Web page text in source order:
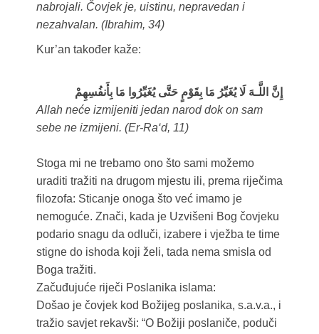
nabrojali. Čovjek je, uistinu, nepravedan i
nezahvalan. (Ibrahim, 34)
Kur’an također kaže:
إِنَّ اللَّـهَ لَا يُغَيِّرُ‌ مَا بِقَوْمٍ حَتَّى يُغَيِّرُ‌وا مَا بِأَنفُسِهِمْ
Allah neće izmijeniti jedan narod dok on sam
sebe ne izmijeni. (Er-Ra‘d, 11)
Stoga mi ne trebamo ono što sami možemo
uraditi tražiti na drugom mjestu ili, prema riječima
filozofa: Sticanje onoga što već imamo je
nemoguće. Znači, kada je Uzvišeni Bog čovjeku
podario snagu da odluči, izabere i vježba te time
stigne do ishoda koji želi, tada nema smisla od
Boga tražiti.
Začuđujuće riječi Poslanika islama:
Došao je čovjek kod Božijeg poslanika, s.a.v.a., i
tražio savjet rekavši: “O Božiji poslaniče, poduči